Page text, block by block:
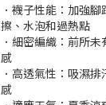
．襪子性能：加強
擦、水泡和過熱點
．細密編織：前所
感
．高透氣性：吸濕
感